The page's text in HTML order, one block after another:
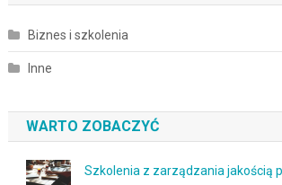
Biznes i szkolenia
Inne
WARTO ZOBACZYĆ
Szkolenia z zarządzania jakością